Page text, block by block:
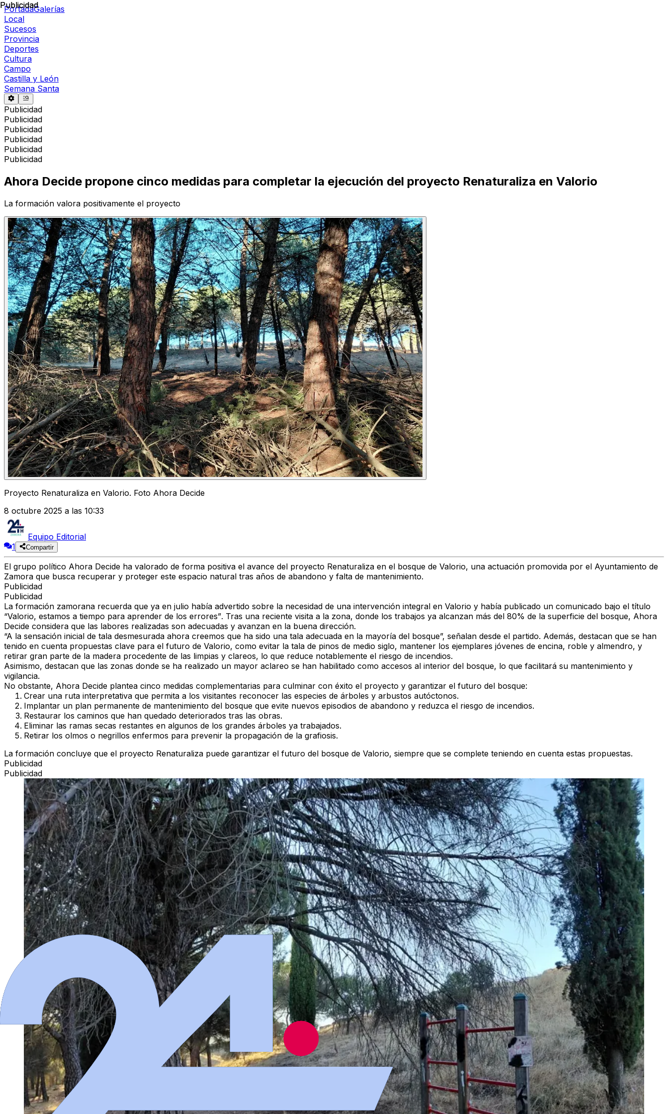
PortadaGalerías
Local
Sucesos
Provincia
Deportes
Cultura
Campo
Castilla y León
Semana Santa
Publicidad
Publicidad
Publicidad
Publicidad
Publicidad
Publicidad
Publicidad
Ahora Decide propone cinco medidas para completar la ejecución del proyecto Renaturaliza en Valorio
La formación valora positivamente el proyecto
Proyecto Renaturaliza en Valorio. Foto Ahora Decide
8 octubre 2025 a las 10:33
Equipo Editorial
1
Compartir
El grupo político Ahora Decide ha valorado de forma positiva el avance del proyecto Renaturaliza en el bosque de Valorio, una actuación promovida por el Ayuntamiento de
Zamora que busca recuperar y proteger este espacio natural tras años de abandono y falta de mantenimiento.
Publicidad
Publicidad
La formación zamorana recuerda que ya en julio había advertido sobre la necesidad de una intervención integral en Valorio y había publicado un comunicado bajo el título
“Valorio, estamos a tiempo para aprender de los errores”. Tras una reciente visita a la zona, donde los trabajos ya alcanzan más del 80% de la superficie del bosque, Ahora
Decide considera que las labores realizadas son adecuadas y avanzan en la buena dirección.
“A la sensación inicial de tala desmesurada ahora creemos que ha sido una tala adecuada en la mayoría del bosque”, señalan desde el partido. Además, destacan que se han
tenido en cuenta propuestas clave para el futuro de Valorio, como evitar la tala de pinos de medio siglo, mantener los ejemplares jóvenes de encina, roble y almendro, y
retirar gran parte de la madera procedente de las limpias y clareos, lo que reduce notablemente el riesgo de incendios.
Asimismo, destacan que las zonas donde se ha realizado un mayor aclareo se han habilitado como accesos al interior del bosque, lo que facilitará su mantenimiento y
vigilancia.
No obstante, Ahora Decide plantea cinco medidas complementarias para culminar con éxito el proyecto y garantizar el futuro del bosque:
Crear una ruta interpretativa que permita a los visitantes reconocer las especies de árboles y arbustos autóctonos.
Implantar un plan permanente de mantenimiento del bosque que evite nuevos episodios de abandono y reduzca el riesgo de incendios.
Restaurar los caminos que han quedado deteriorados tras las obras.
Eliminar las ramas secas restantes en algunos de los grandes árboles ya trabajados.
Retirar los olmos o negrillos enfermos para prevenir la propagación de la grafiosis.
La formación concluye que el proyecto Renaturaliza puede garantizar el futuro del bosque de Valorio, siempre que se complete teniendo en cuenta estas propuestas.
Publicidad
Publicidad
Publicidad